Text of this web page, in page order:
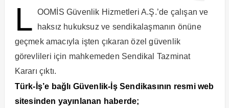
L OOMİS Güvenlik Hizmetleri A.Ş.’de çalışan ve
haksız hukuksuz ve sendikalaşmanın önüne
geçmek amacıyla işten çıkaran özel güvenlik
görevlileri için mahkemeden Sendikal Tazminat
Kararı çıktı.
Türk-İş’e bağlı Güvenlik-İş Sendikasının resmi web
sitesinden yayınlanan haberde;